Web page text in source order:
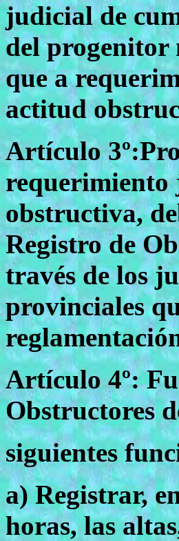
judicial de
del progenitor
que a
actitud
Artículo
requerimiento
obstructiva,
Registro de
través de los
provinciales
Artículo 4º:
Obstructores
siguientes
a) Registrar,
horas, las